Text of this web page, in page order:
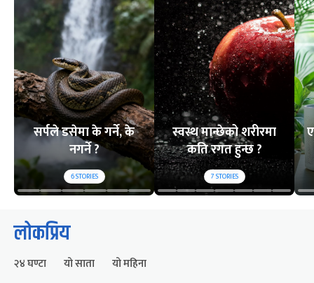
सर्पले डसेमा के गर्ने, के
नगर्ने ?
6STORIES
स्वस्थ मान्छेको शरीरमा
कति रगत हुन्छ ?
7STORIES
लोकप्रिय
२४ घण्टा यो साता यो महिना